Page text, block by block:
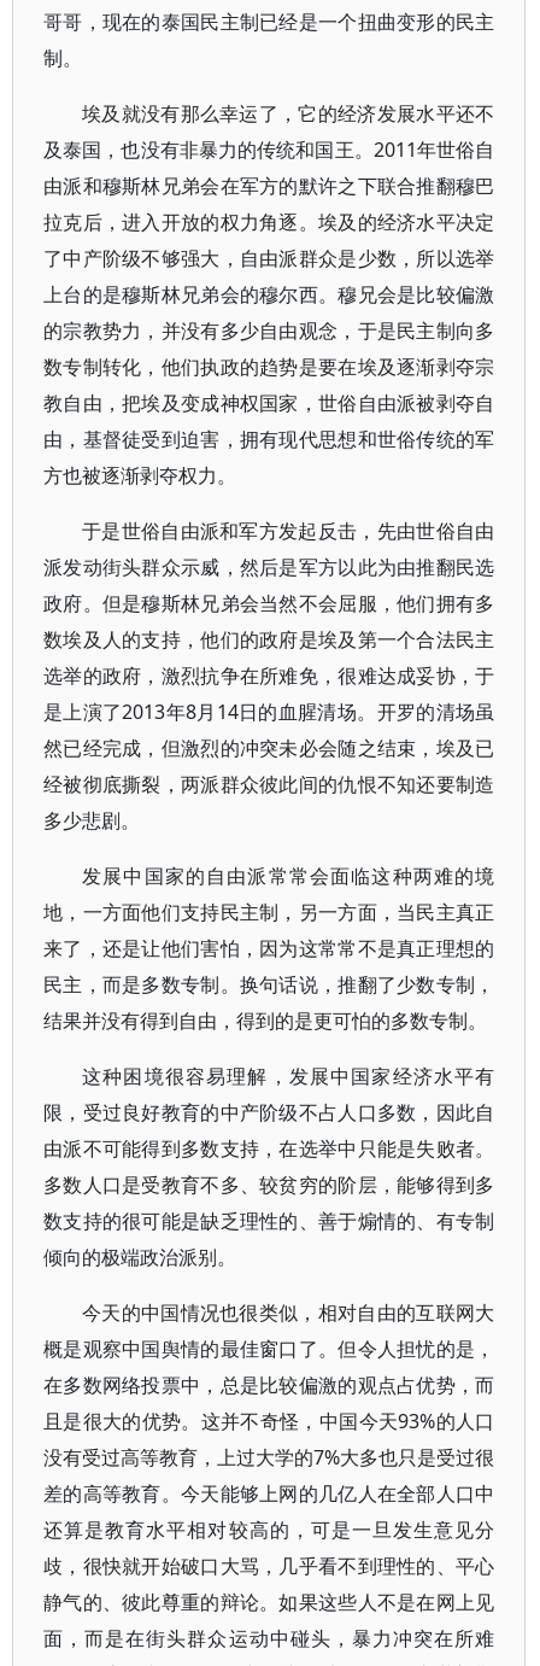
哥哥，现在的泰国民主制已经是一个扭曲变形的民主
制。
埃及就没有那么幸运了，它的经济发展水平还不
及泰国，也没有非暴力的传统和国王。2011年世俗自
由派和穆斯林兄弟会在军方的默许之下联合推翻穆巴
拉克后，进入开放的权力角逐。埃及的经济水平决定
了中产阶级不够强大，自由派群众是少数，所以选举
上台的是穆斯林兄弟会的穆尔西。穆兄会是比较偏激
的宗教势力，并没有多少自由观念，于是民主制向多
数专制转化，他们执政的趋势是要在埃及逐渐剥夺宗
教自由，把埃及变成神权国家，世俗自由派被剥夺自
由，基督徒受到迫害，拥有现代思想和世俗传统的军
方也被逐渐剥夺权力。
于是世俗自由派和军方发起反击，先由世俗自由
派发动街头群众示威，然后是军方以此为由推翻民选
政府。但是穆斯林兄弟会当然不会屈服，他们拥有多
数埃及人的支持，他们的政府是埃及第一个合法民主
选举的政府，激烈抗争在所难免，很难达成妥协，于
是上演了2013年8月14日的血腥清场。开罗的清场虽
然已经完成，但激烈的冲突未必会随之结束，埃及已
经被彻底撕裂，两派群众彼此间的仇恨不知还要制造
多少悲剧。
发展中国家的自由派常常会面临这种两难的境
地，一方面他们支持民主制，另一方面，当民主真正
来了，还是让他们害怕，因为这常常不是真正理想的
民主，而是多数专制。换句话说，推翻了少数专制，
结果并没有得到自由，得到的是更可怕的多数专制。
这种困境很容易理解，发展中国家经济水平有
限，受过良好教育的中产阶级不占人口多数，因此自
由派不可能得到多数支持，在选举中只能是失败者。
多数人口是受教育不多、较贫穷的阶层，能够得到多
数支持的很可能是缺乏理性的、善于煽情的、有专制
倾向的极端政治派别。
今天的中国情况也很类似，相对自由的互联网大
概是观察中国舆情的最佳窗口了。但令人担忧的是，
在多数网络投票中，总是比较偏激的观点占优势，而
且是很大的优势。这并不奇怪，中国今天93%的人口
没有受过高等教育，上过大学的7%大多也只是受过很
差的高等教育。今天能够上网的几亿人在全部人口中
还算是教育水平相对较高的，可是一旦发生意见分
歧，很快就开始破口大骂，几乎看不到理性的、平心
静气的、彼此尊重的辩论。如果这些人不是在网上见
面，而是在街头群众运动中碰头，暴力冲突在所难